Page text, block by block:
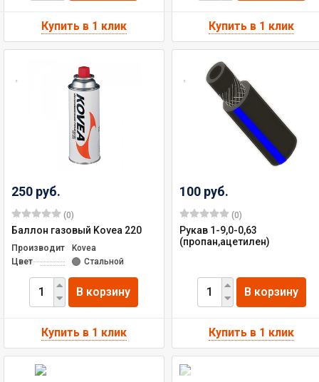
250 руб.
(0)
Баллон газовый Kovea 220
ПроизводительKovea
Цвет
Стальной
В корзину
100 руб.
(0)
Рукав 1-9,0-0,63
(пропан,ацетилен)
В корзину